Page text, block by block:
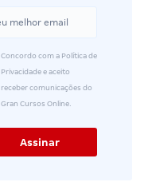
Concordo com a Política de
Privacidade e aceito
receber comunicações do
Gran Cursos Online.